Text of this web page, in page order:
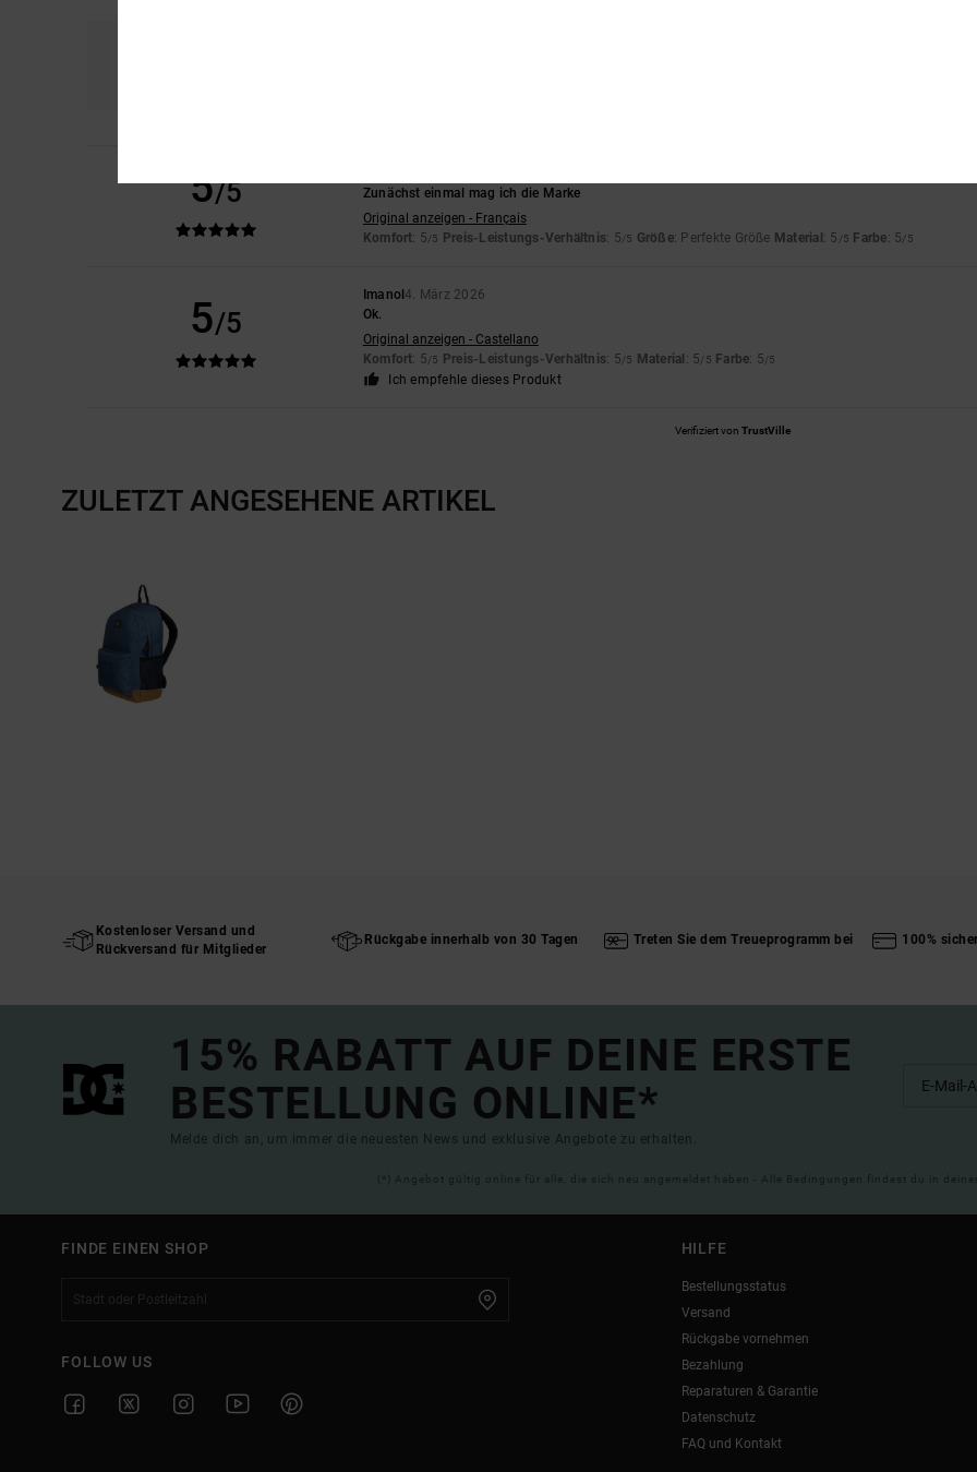
5/5
Zunächst einmal mag ich die Marke
Original anzeigen - Français
Komfort: 5/5 Preis-Leistungs-Verhältnis: 5/5 Größe: Perfekte Größe Material : 5 /5 Farbe: 5/5
5/5
Imanol4. März 2026
Ok.
Original anzeigen - Castellano
Komfort: 5/5 Preis-Leistungs-Verhältnis: 5/5 Material : 5/5 Farbe: 5/5
Ich empfehle dieses Produkt
Verifiziert von TrustVille
ZULETZT ANGESEHENE ARTIKEL
Kostenloser Versand und
Rückversand für Mitglieder
Rückgabe innerhalb von 30 Tagen Treten Sie dem Treueprogramm bei 100%
15% RABATT AUF DEINE ERSTE
BESTELLUNG ONLINE*
Melde dich an, um immer die neuesten News und exklusive Angebote zu erhalten.
(*) Angebot gültig online für alle, die sich neu angemeldet haben - Alle Bedingungen findest du in
FINDE EINEN SHOP
FOLLOW US
HILFE
Bestellungsstatus
Versand
Rückgabe vornehmen
Bezahlung
Reparaturen & Garantie
Datenschutz
FAQ und Kontakt